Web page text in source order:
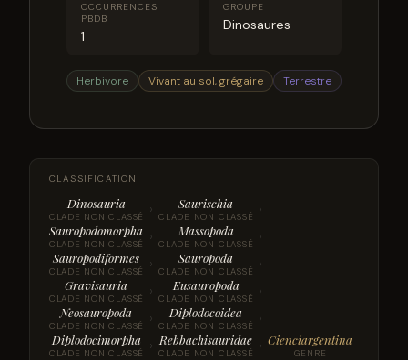
OCCURRENCES
PBDB
1
GROUPE
Dinosaures
Herbivore Vivant au sol, grégaire Terrestre
CLASSIFICATION
Dinosauria
CLADE NON CLASSÉ › Saurischia
CLADE NON CLASSÉ ›
Sauropodomorpha
CLADE NON CLASSÉ › Massopoda
CLADE NON CLASSÉ ›
Sauropodiformes
CLADE NON CLASSÉ › Sauropoda
CLADE NON CLASSÉ ›
Gravisauria
CLADE NON CLASSÉ › Eusauropoda
CLADE NON CLASSÉ ›
Neosauropoda
CLADE NON CLASSÉ › Diplodocoidea
CLADE NON CLASSÉ ›
Diplodocimorpha
CLADE NON CLASSÉ › Rebbachisauridae
CLADE NON CLASSÉ › Cienciargentina
GENRE